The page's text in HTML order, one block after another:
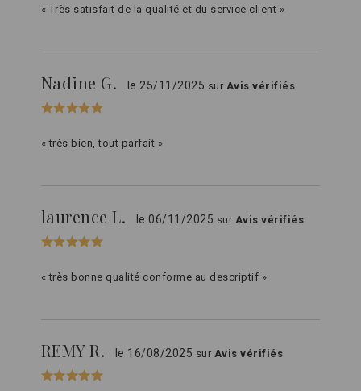
« Très satisfait de la qualité et du service client »
Nadine G. le 25/11/2025 sur Avis vérifiés
« très bien, tout parfait »
laurence L. le 06/11/2025 sur Avis vérifiés
« très bonne qualité conforme au descriptif »
REMY R. le 16/08/2025 sur Avis vérifiés